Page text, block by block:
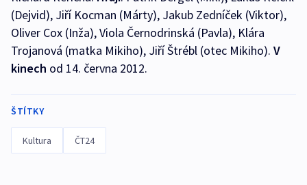
(Dejvid), Jiří Kocman (Márty), Jakub Zedníček (Viktor),
Oliver Cox (Inža), Viola Černodrinská (Pavla), Klára
Trojanová (matka Mikiho), Jiří Štrébl (otec Mikiho). V
kinech od 14. června 2012.
ŠTÍTKY
Kultura ČT24